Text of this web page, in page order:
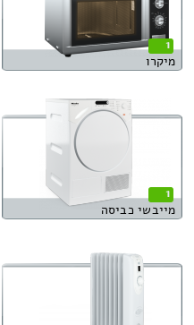
1
מיקרו
1
מייבשי כביסה